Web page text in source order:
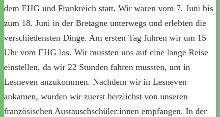
dem EHG und Frankreich statt. Wir waren vom 7. Juni bis
zum 18. Juni in der Bretagne unterwegs und erlebten die
verschiedensten Dinge. Am ersten Tag fuhren wir um 15
Uhr vom EHG los. Wir mussten uns auf eine lange Reise
einstellen, da wir 22 Stunden fahren mussten, um in
Lesneven anzukommen. Nachdem wir in Lesneven
ankamen, wurden wir zuerst herzlichst von unseren
französischen Austauschschüler:innen empfangen. In der